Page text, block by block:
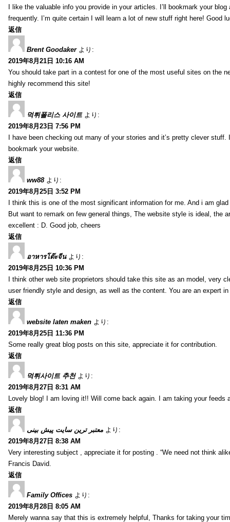
I like the valuable info you provide in your articles. I’ll bookmark your blog
frequently. I’m quite certain I will learn a lot of new stuff right here! Good
返信
Brent Goodaker より:
2019年8月21日 10:16 AM
You should take part in a contest for one of the most useful sites on the
highly recommend this site!
返信
먹튀폴리스 사이트 より:
2019年8月23日 7:56 PM
I have been checking out many of your stories and it’s pretty clever stuff.
bookmark your website.
返信
ww88 より:
2019年8月25日 3:52 PM
I think this is one of the most significant information for me. And i am
But want to remark on few general things, The website style is ideal, the
excellent : D. Good job, cheers
返信
อาหารโต๊ะจีน より:
2019年8月25日 10:36 PM
I think other web site proprietors should take this site as an model, very
user friendly style and design, as well as the content. You are an expert
返信
website laten maken より:
2019年8月25日 11:36 PM
Some really great blog posts on this site, appreciate it for contribution.
返信
먹튀사이트 추천 より:
2019年8月27日 8:31 AM
Lovely blog! I am loving it!! Will come back again. I am taking your feeds
返信
معتبر ترین سایت پیش بینی より:
2019年8月27日 8:38 AM
Very interesting subject , appreciate it for posting . “We need not think
Francis David.
返信
Family Offices より:
2019年8月28日 8:05 AM
Merely wanna say that this is extremely helpful, Thanks for taking your